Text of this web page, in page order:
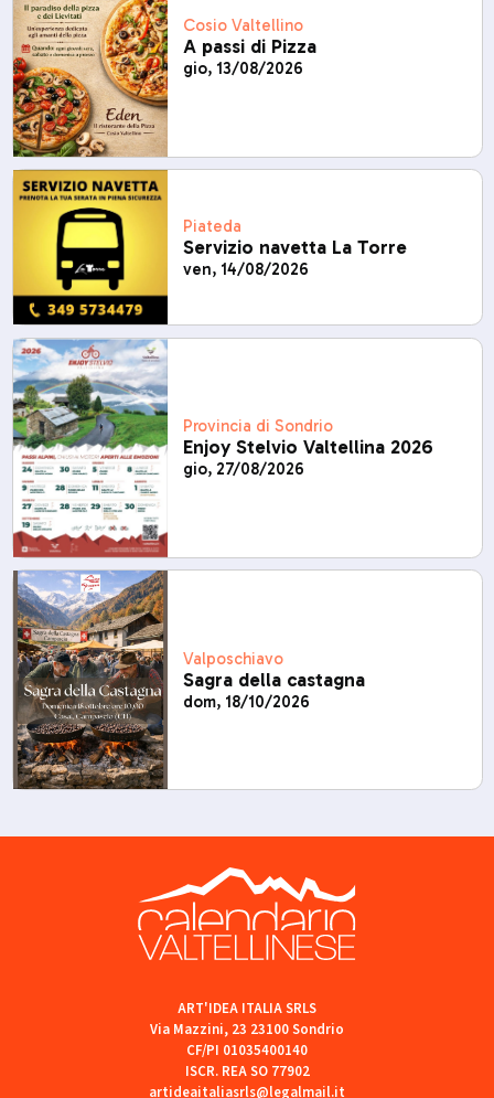
Cosio Valtellino
A passi di Pizza
gio, 13/08/2026
Piateda
Servizio navetta La Torre
ven, 14/08/2026
Provincia di Sondrio
Enjoy Stelvio Valtellina 2026
gio, 27/08/2026
Valposchiavo
Sagra della castagna
dom, 18/10/2026
ART'IDEA ITALIA SRLS
Via Mazzini, 23 23100 Sondrio
CF/PI 01035400140
ISCR. REA SO 77902
artideaitaliasrls@legalmail.it